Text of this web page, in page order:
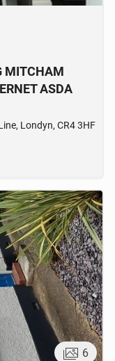
MITCHAM
ASDA
Londyn, CR4 3HF
6